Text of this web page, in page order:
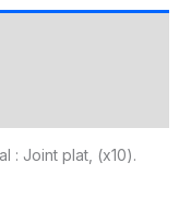
: Joint plat, (x10).